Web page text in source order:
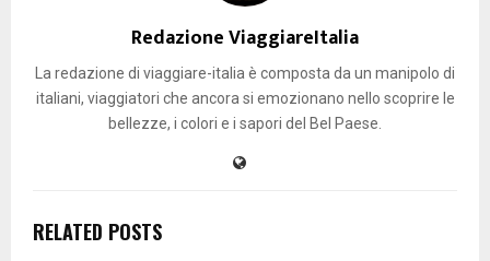
Redazione ViaggiareItalia
La redazione di viaggiare-italia è composta da un manipolo di
italiani, viaggiatori che ancora si emozionano nello scoprire le
bellezze, i colori e i sapori del Bel Paese.
RELATED POSTS